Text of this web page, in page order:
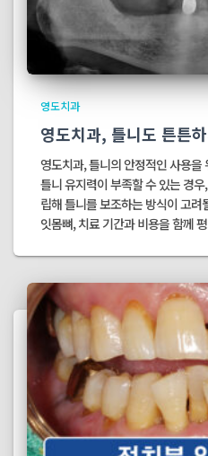
영도치과
영도치과, 틀니도 튼튼
영도치과, 틀니의 안정적인 사용
틀니 유지력이 부족할 수 있는 경
립해 틀니를 보조하는 방식이 고
잇몸뼈, 치료 기간과 비용을 함께